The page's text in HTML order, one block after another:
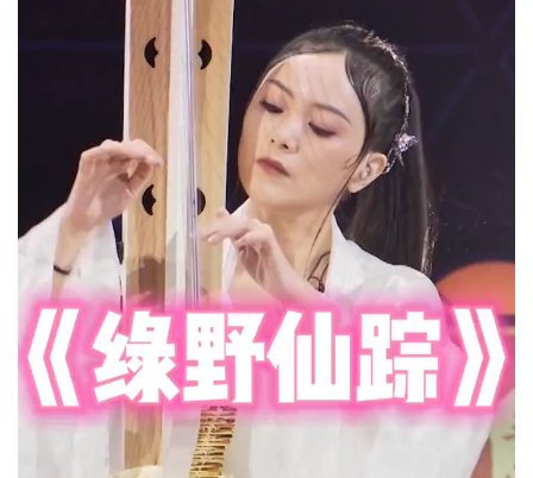
即兴现场——来自密林深处的原生态音乐
2024年5月18日 08:00
广州全区博物馆地图！一起去博物馆吹空调吧
下一篇
2024年5月18日 10:04
相关推荐